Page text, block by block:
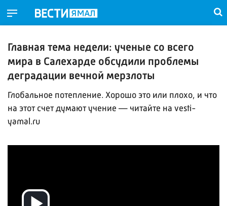
Главная тема недели: ученые со всего
мира в Салехарде обсудили проблемы
деградации вечной мерзлоты
Глобальное потепление. Хорошо это или плохо, и что
на этот счет думают учение — читайте на vesti-
yamal.ru